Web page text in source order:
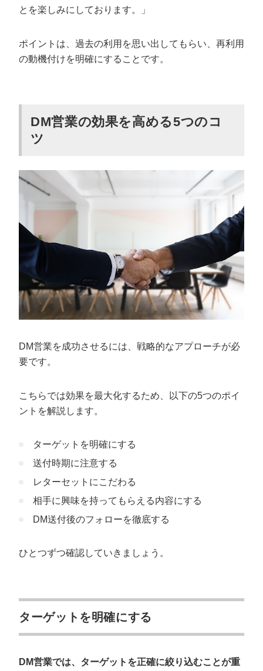
都心丸善ビル7階
とを楽しみにしております。」
ポイントは、過去の利用を思い出してもらい、再利用
の動機付けを明確にすることです。
DM営業の効果を高める5つのコ
ツ
DM営業を成功させるには、戦略的なアプローチが必
要です。
こちらでは効果を最大化するため、以下の5つのポイ
ントを解説します。
ターゲットを明確にする
送付時期に注意する
レターセットにこだわる
相手に興味を持ってもらえる内容にする
DM送付後のフォローを徹底する
ひとつずつ確認していきましょう。
ターゲットを明確にする
DM営業では、ターゲットを正確に絞り込むことが重